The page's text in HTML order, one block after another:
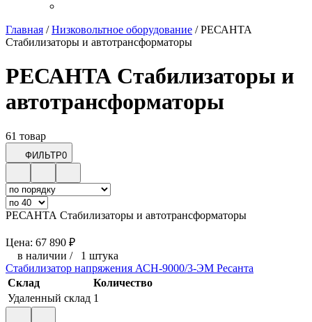
Главная /Низковольтное оборудование /РЕСАНТА
Стабилизаторы и автотрансформаторы
РЕСАНТА Стабилизаторы и
автотрансформаторы
61 товар
ФИЛЬТР0
РЕСАНТА Стабилизаторы и автотрансформаторы
Цена: 67 890 ₽
в наличии / 1 штука
Стабилизатор напряжения АСН-9000/3-ЭМ Ресанта
Склад
Количество
Удаленный склад 1